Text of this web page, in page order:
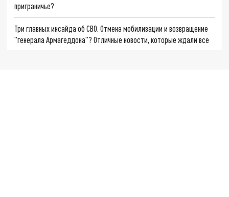
приграничье?
Три главных инсайда об СВО. Отмена мобилизации и возвращение
"генерала Армагеддона"? Отличные новости, которые ждали все